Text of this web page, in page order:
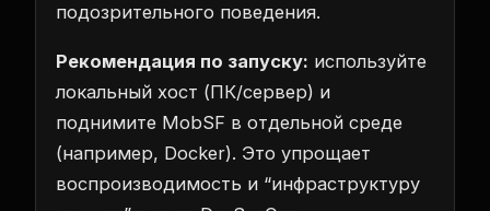
подозрительного поведения.
Рекомендация по запуску: используйте
локальный хост (ПК/сервер) и
поднимите MobSF в отдельной среде
(например, Docker). Это упрощает
воспроизводимость и “инфраструктуру